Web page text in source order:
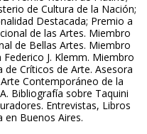
de Cultura de la Nación;
Destacada; Premio a
de las Artes. Miembro
de Bellas Artes. Miembro
J. Klemm. Miembro
Críticos de Arte. Asesora
Contemporáneo de la
Bibliografía sobre Taquini
Entrevistas, Libros
en Buenos Aires.